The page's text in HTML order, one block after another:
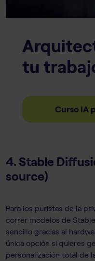
tu
Curso IA
4. Stable
source)
Para los puristas de la
correr modelos de
sencillo gracias al
única opción si quieres
personalización total de